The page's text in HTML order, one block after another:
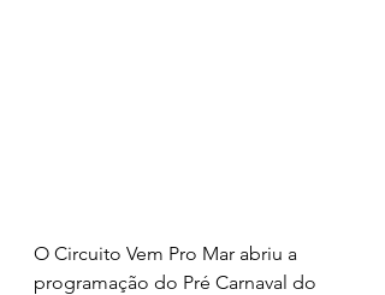
O Circuito Vem Pro Mar abriu a
programação do Pré Carnaval do